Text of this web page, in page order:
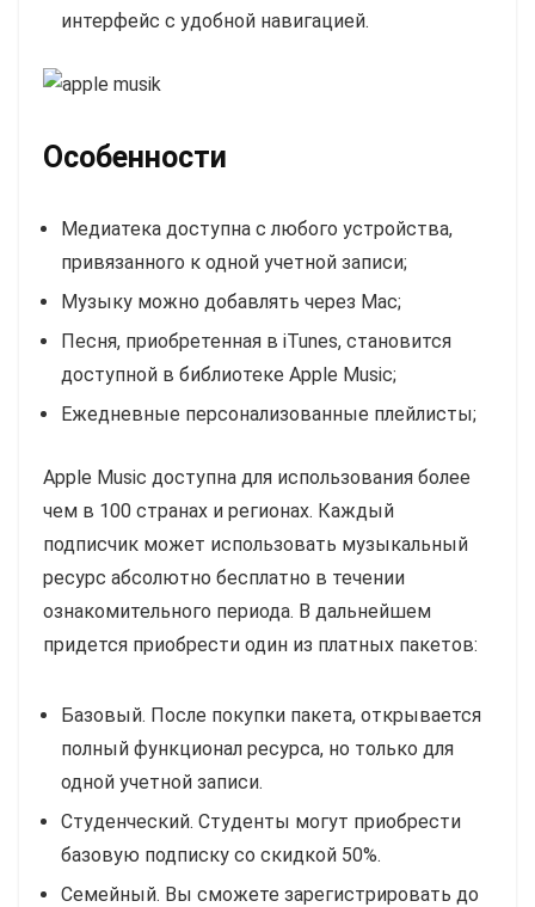
интерфейс с удобной навигацией.
Особенности
Медиатека доступна с любого устройства,
привязанного к одной учетной записи;
Музыку можно добавлять через Mac;
Песня, приобретенная в iTunes, становится
доступной в библиотеке Apple Music;
Ежедневные персонализованные плейлисты;
Apple Music доступна для использования более
чем в 100 странах и регионах. Каждый
подписчик может использовать музыкальный
ресурс абсолютно бесплатно в течении
ознакомительного периода. В дальнейшем
придется приобрести один из платных пакетов:
Базовый. После покупки пакета, открывается
полный функционал ресурса, но только для
одной учетной записи.
Студенческий. Студенты могут приобрести
базовую подписку со скидкой 50%.
Семейный. Вы сможете зарегистрировать до